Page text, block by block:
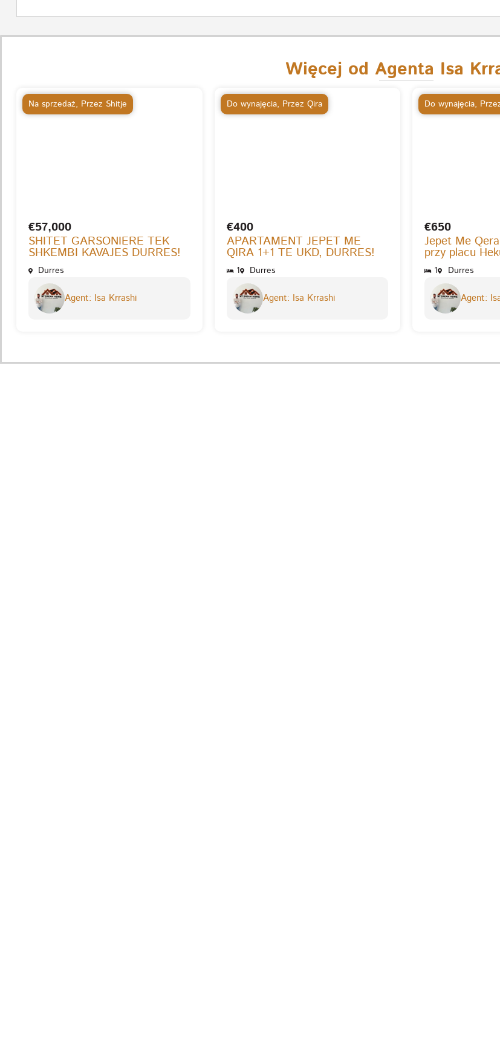
Więcej od Agenta Isa
Na sprzedaż, Przez Shitje
€57,000
SHITET GARSONIERE TEK
SHKEMBI KAVAJES DURRES!
Durres
Agent: Isa Krrashi
Do wynajęcia, Przez Qira
€400
APARTAMENT JEPET ME
QIRA 1+1 TE UKD, DURRES!
1 Durres
Agent: Isa Krrashi
Do wynajęcia,
€650
Jepet Me
przy placu
1 Durres
Agent: